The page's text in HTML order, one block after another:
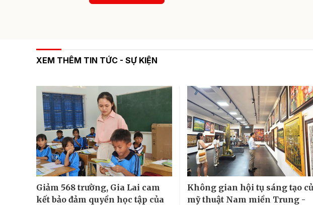
XEM THÊM TIN TỨC - SỰ KIỆN
Giảm 568 trường, Gia Lai cam
kết bảo đảm quyền học tập của
Không gian hội tụ sáng tạo
mỹ thuật Nam miền Trung -